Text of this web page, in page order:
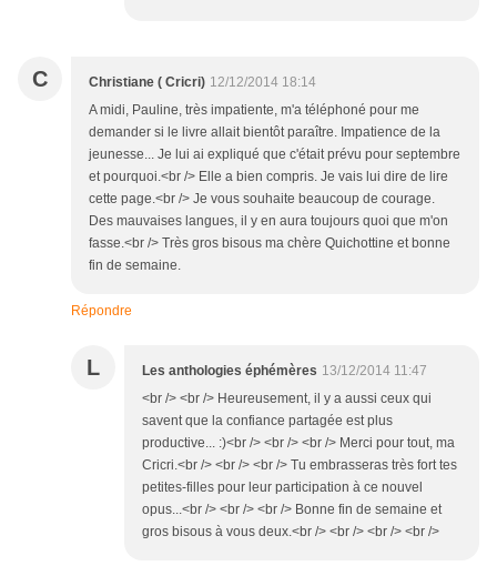
C Christiane ( Cricri) 12/12/2014 18:14
A midi, Pauline, très impatiente, m'a téléphoné pour me
demander si le livre allait bientôt paraître. Impatience de la
jeunesse... Je lui ai expliqué que c'était prévu pour septembre
et pourquoi.<br /> Elle a bien compris. Je vais lui dire de lire
cette page.<br /> Je vous souhaite beaucoup de courage.
Des mauvaises langues, il y en aura toujours quoi que m'on
fasse.<br /> Très gros bisous ma chère Quichottine et bonne
fin de semaine.
Répondre
L Les anthologies éphémères 13/12/2014 11:47
<br /> <br /> Heureusement, il y a aussi ceux qui
savent que la confiance partagée est plus
productive... :)<br /> <br /> <br /> Merci pour tout, ma
Cricri.<br /> <br /> <br /> Tu embrasseras très fort tes
petites-filles pour leur participation à ce nouvel
opus...<br /> <br /> <br /> Bonne fin de semaine et
gros bisous à vous deux.<br /> <br /> <br /> <br />